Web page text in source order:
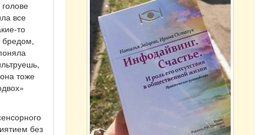
все
то
бредом,
тоже
без